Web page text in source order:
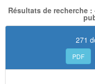
Résultats de recherche
271
PDF